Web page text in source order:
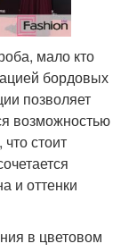
мало кто
бордовых
позволяет
возможностью
стоит
и оттенки
в цветовом